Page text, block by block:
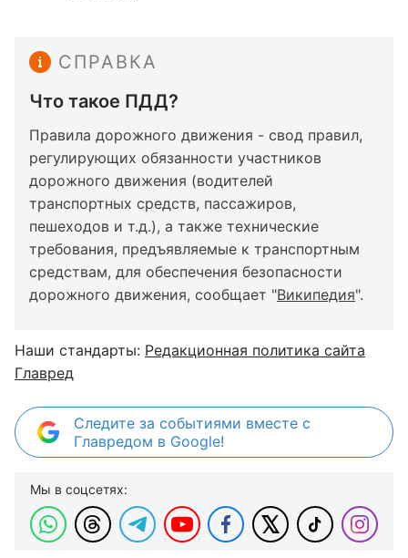
СПРАВКА
Что такое ПДД?
Правила дорожного движения - свод правил,
регулирующих обязанности участников
дорожного движения (водителей
транспортных средств, пассажиров,
пешеходов и т.д.), а также технические
требования, предъявляемые к транспортным
средствам, для обеспечения безопасности
дорожного движения, сообщает "Википедия".
Наши стандарты: Редакционная политика сайта
Главред
Следите за событиями вместе с
Главредом в Google!
Мы в соцсетях: